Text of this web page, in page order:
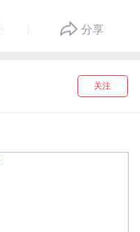
分享
关注